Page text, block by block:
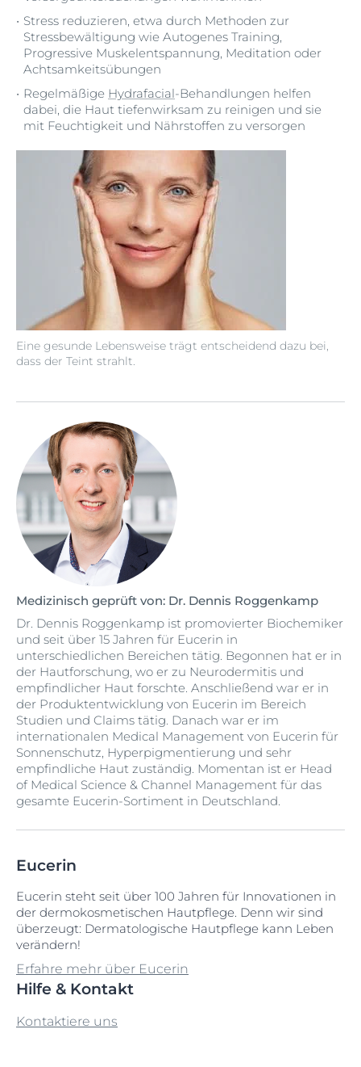
Eine gesunde Lebensweise trägt entscheidend dazu bei,
dass der Teint strahlt.
Stress reduzieren, etwa durch Methoden zur
Stressbewältigung wie Autogenes Training,
Progressive Muskelentspannung, Meditation oder
Achtsamkeitsübungen
Regelmäßige Hydrafacial-Behandlungen helfen
dabei, die Haut tiefenwirksam zu reinigen und sie
mit Feuchtigkeit und Nährstoffen zu versorgen
Medizinisch geprüft von: Dr. Dennis Roggenkamp
Dr. Dennis Roggenkamp ist promovierter Biochemiker
und seit über 15 Jahren für Eucerin in
unterschiedlichen Bereichen tätig. Begonnen hat er in
der Hautforschung, wo er zu Neurodermitis und
empfindlicher Haut forschte. Anschließend war er in
der Produktentwicklung von Eucerin im Bereich
Studien und Claims tätig. Danach war er im
internationalen Medical Management von Eucerin für
Sonnenschutz, Hyperpigmentierung und sehr
empfindliche Haut zuständig. Momentan ist er Head
of Medical Science & Channel Management für das
gesamte Eucerin-Sortiment in Deutschland.
Eucerin
Eucerin steht seit über 100 Jahren für Innovationen in
der dermokosmetischen Hautpflege. Denn wir sind
überzeugt: Dermatologische Hautpflege kann Leben
verändern!
Erfahre mehr über Eucerin
Hilfe & Kontakt
Kontaktiere uns